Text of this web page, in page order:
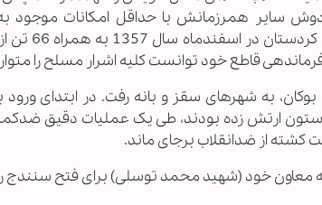
سایر همرزمانش با حداقل امکانات موجود
گماشت. احمد
قاطع خود توانست کلیه اشرار مسلح را
به شهرهای سقز و بانه رفت. در ابتدای ورود
ستون ارتش زده بودند، طی یک عملیات دقیق
کشته از ضدانقلاب برجای ماند.
معاون خود (شهید محمد توسلی) برای فتح